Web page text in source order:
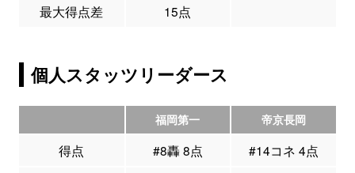
最大得点差
15点
個人スタッツリーダース
福岡第一 帝京長岡
得点 #8轟 8点 #14コネ 4点